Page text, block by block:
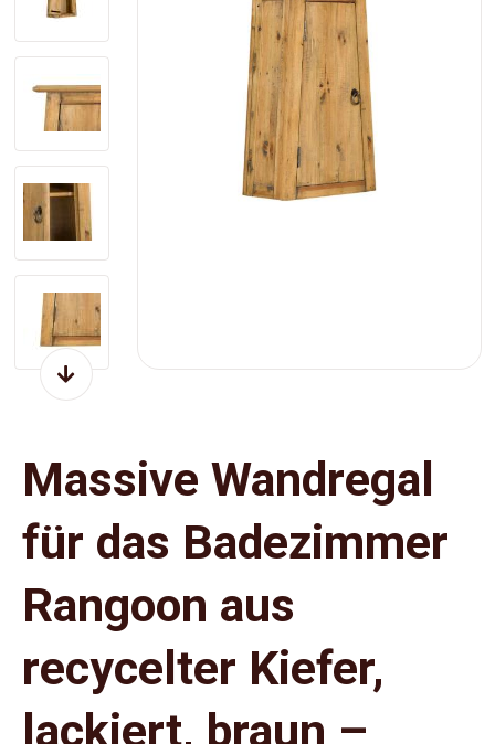
Massive Wandregal
für das Badezimmer
Rangoon aus
recycelter Kiefer,
lackiert, braun –